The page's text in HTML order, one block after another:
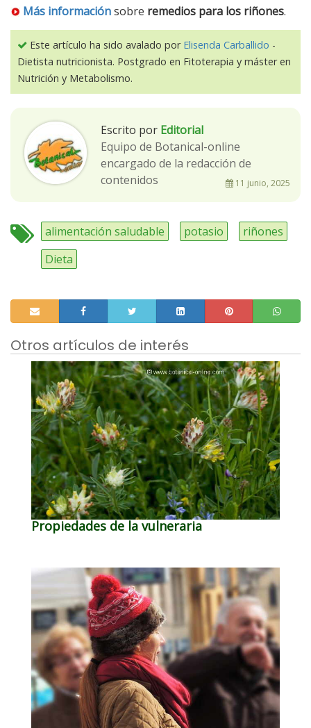
Más informaciónsobre remedios para los riñones.
Este artículo ha sido avalado por Elisenda Carballido -
Dietista nutricionista. Postgrado en Fitoterapia y máster en
Nutrición y Metabolismo.
Escrito por Editorial
Equipo de Botanical-online
encargado de la redacción de
contenidos
11 junio, 2025
alimentación saludable potasio
riñones
Dieta
Otros artículos de interés
Propiedades de la vulneraria